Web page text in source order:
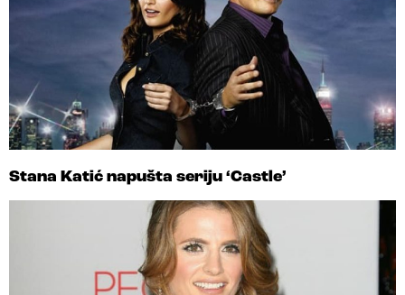
Stana Katić napušta seriju ‘Castle’